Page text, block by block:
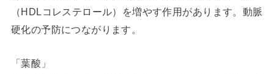
（HDLコレステロール）を増やす作用があります。動脈
硬化の予防につながります。
「葉酸」